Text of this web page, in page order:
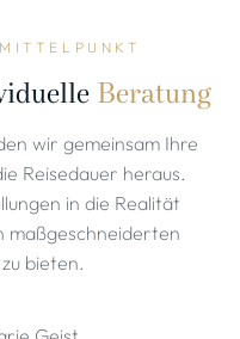
Beratung
wir gemeinsam Ihre
Reisedauer heraus.
in die Realität
maßgeschneiderten
bieten.